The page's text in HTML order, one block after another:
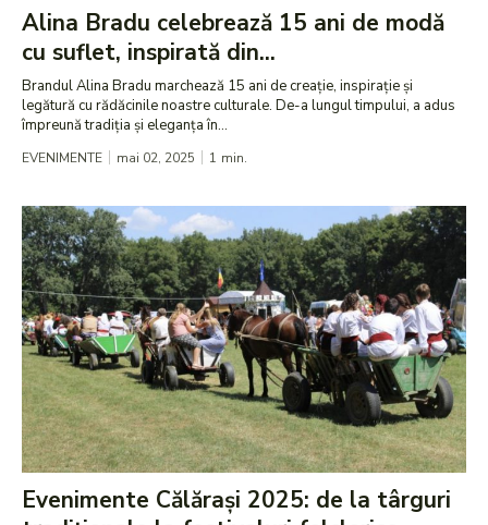
Alina Bradu celebrează 15 ani de modă
cu suflet, inspirată din...
​Brandul Alina Bradu marchează 15 ani de creație, inspirație și
legătură cu rădăcinile noastre culturale. De-a lungul timpului, a adus
împreună tradiția și eleganța în...
EVENIMENTE mai 02, 2025 1 min.
Evenimente Călărași 2025: de la târguri